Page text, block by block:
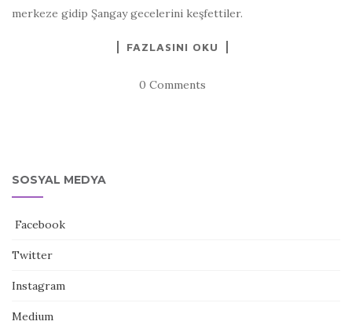
merkeze gidip Şangay gecelerini keşfettiler.
FAZLASINI OKU
0 Comments
SOSYAL MEDYA
Facebook
Twitter
Instagram
Medium